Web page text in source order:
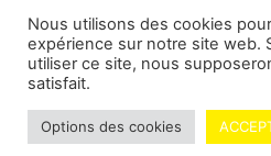
À PROPOS DE
© L'assurance en mouvement -By
Mentions légales
Nous utilisons des cookies
expérience sur notre site web.
utiliser ce site, nous
satisfait.
Options des cookies